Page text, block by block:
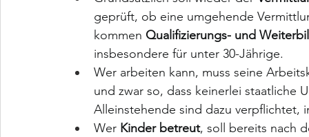
geprüft, ob eine umgehende
kommen Qualifizierungs- und
insbesondere für unter 30-Jährige.
Wer arbeiten kann, muss seine
und zwar so, dass keinerlei
Alleinstehende sind dazu verpflichtet,
Wer Kinder betreut, soll bereits nach